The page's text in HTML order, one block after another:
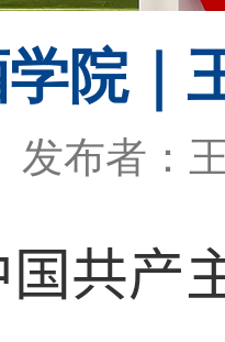
院｜
发布者：
共产